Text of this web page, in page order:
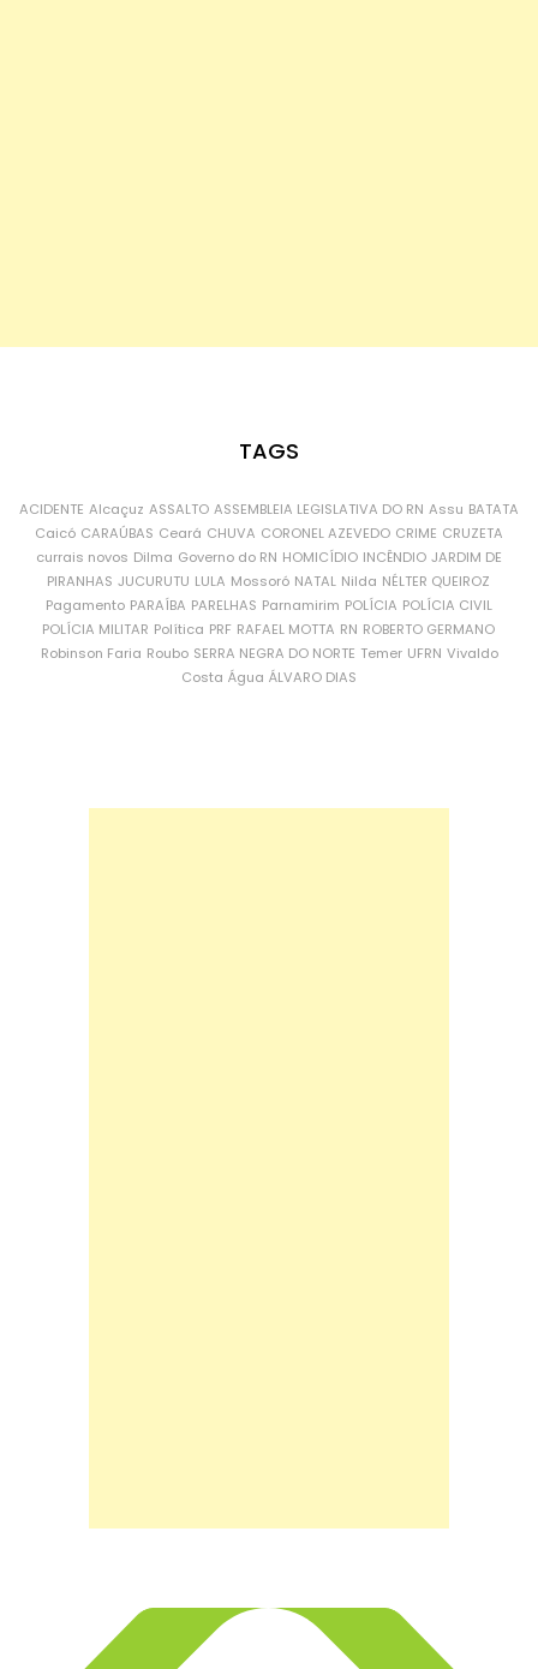
TAGS
ACIDENTE Alcaçuz ASSALTO ASSEMBLEIA LEGISLATIVA DO RN Assu BATATA
Caicó CARAÚBAS Ceará CHUVA CORONEL AZEVEDO CRIME CRUZETA
currais novos Dilma Governo do RN HOMICÍDIO INCÊNDIO JARDIM DE
PIRANHAS JUCURUTU LULA Mossoró NATAL Nilda NÉLTER QUEIROZ
Pagamento PARAÍBA PARELHAS Parnamirim POLÍCIA POLÍCIA CIVIL
POLÍCIA MILITAR Política PRF RAFAEL MOTTA RN ROBERTO GERMANO
Robinson Faria Roubo SERRA NEGRA DO NORTE Temer UFRN Vivaldo
Costa Água ÁLVARO DIAS